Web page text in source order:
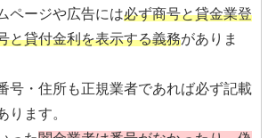
ページや広告には必ず商号と貸金業登
と貸付金利を表示する義務がありま
号・住所も正規業者であれば必ず記載
ります。